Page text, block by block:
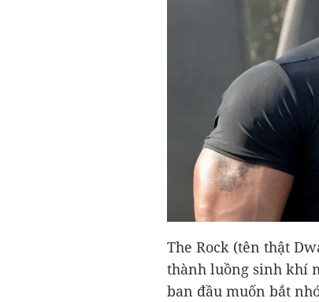
The Rock (tên thật
thành luồng sinh khí
ban đầu muốn bắt